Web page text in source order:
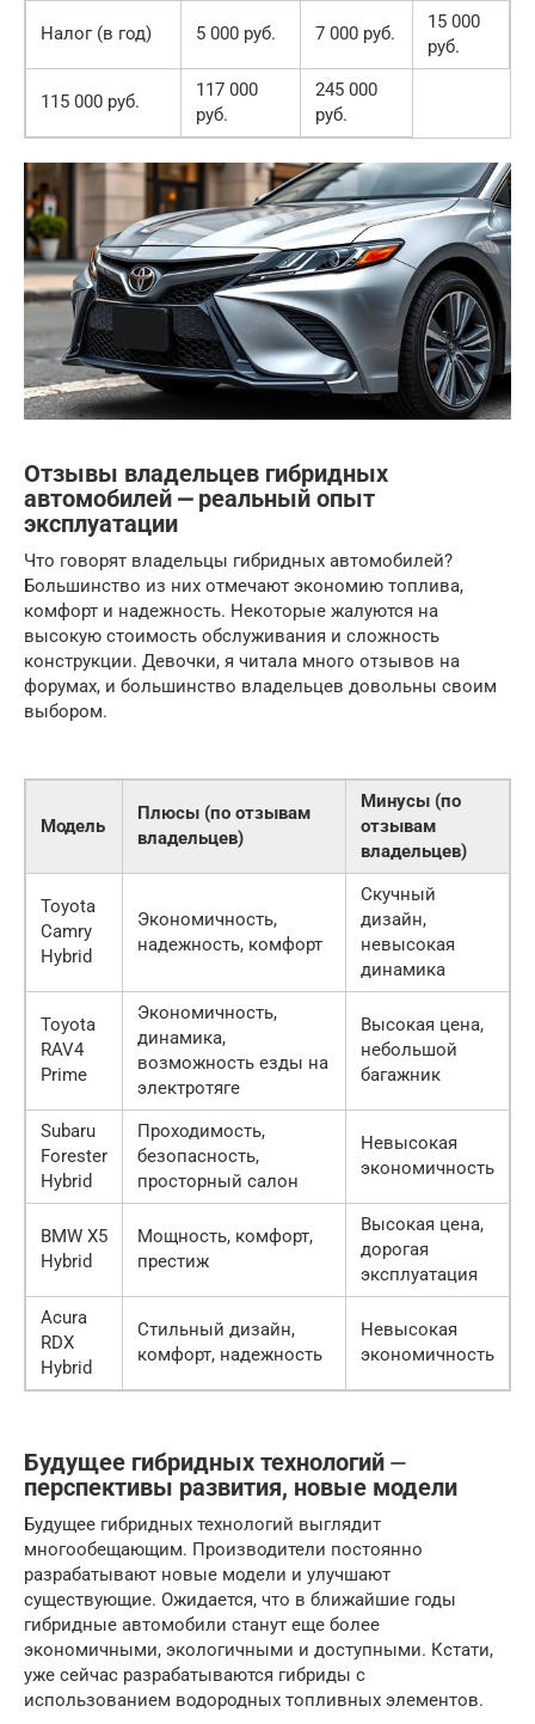
Налог (в год) 5 000 руб. 7 000 руб.
15 000
руб.
115 000 руб.
117 000
руб.
245 000
руб.
Отзывы владельцев гибридных
автомобилей ⎼ реальный опыт
эксплуатации
Что говорят владельцы гибридных автомобилей?
Большинство из них отмечают экономию топлива,
комфорт и надежность. Некоторые жалуются на
высокую стоимость обслуживания и сложность
конструкции. Девочки, я читала много отзывов на
форумах, и большинство владельцев довольны своим
выбором.
Модель
Плюсы (по отзывам
владельцев)
Минусы (по
отзывам
владельцев)
Toyota
Camry
Hybrid
Экономичность,
надежность, комфорт
Скучный
дизайн,
невысокая
динамика
Toyota
RAV4
Prime
Экономичность,
динамика,
возможность езды на
электротяге
Высокая цена,
небольшой
багажник
Subaru
Forester
Hybrid
Проходимость,
безопасность,
просторный салон
Невысокая
экономичность
BMW X5
Hybrid
Мощность, комфорт,
престиж
Высокая цена,
дорогая
эксплуатация
Acura
RDX
Hybrid
Стильный дизайн,
комфорт, надежность
Невысокая
экономичность
Будущее гибридных технологий ⏤
перспективы развития, новые модели
Будущее гибридных технологий выглядит
многообещающим. Производители постоянно
разрабатывают новые модели и улучшают
существующие. Ожидается, что в ближайшие годы
гибридные автомобили станут еще более
экономичными, экологичными и доступными. Кстати,
уже сейчас разрабатываются гибриды с
использованием водородных топливных элементов.